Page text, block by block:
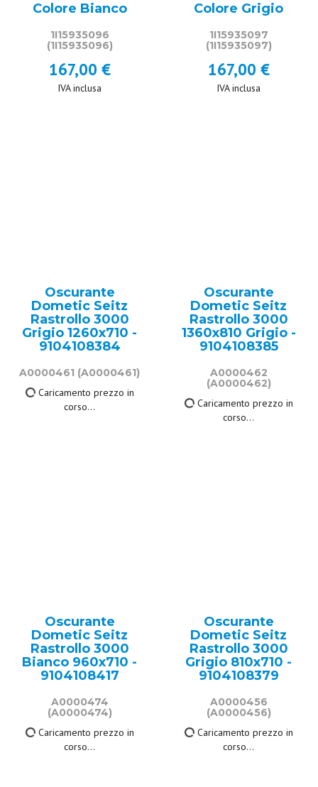
Colore Bianco
1I15935096
(1I15935096)
167,00 €
IVA inclusa
Colore Grigio
1I15935097
(1I15935097)
167,00 €
IVA inclusa
Oscurante
Dometic Seitz
Rastrollo 3000
Grigio 1260x710 -
9104108384
A0000461 (A0000461)
Caricamento prezzo in
corso...
Oscurante
Dometic Seitz
Rastrollo 3000
1360x810 Grigio -
9104108385
A0000462
(A0000462)
Caricamento prezzo in
corso...
Oscurante
Dometic Seitz
Rastrollo 3000
Bianco 960x710 -
9104108417
A0000474
(A0000474)
Caricamento prezzo in
corso...
Oscurante
Dometic Seitz
Rastrollo 3000
Grigio 810x710 -
9104108379
A0000456
(A0000456)
Caricamento prezzo in
corso...